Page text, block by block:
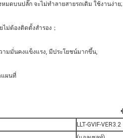
มดบนปลั๊ก จะไม่ทำลายสายรถเดิม ใช้งานง่าย;
ม่ต้องติดตั้งสำรอง；
ามมั่นคงแข็งแรง, มีประโยชน์มากขึ้น,
แผนที่
LLT-GVIF-VER3.2